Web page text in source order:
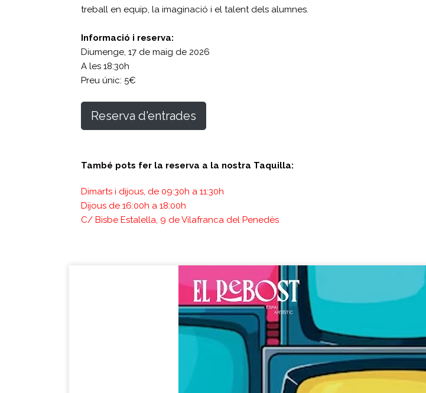
treball en equip, la imaginació i el talent dels alumnes.
Informació i reserva:
Diumenge, 17 de maig de 2026
A les 18:30h
Preu únic: 5€
Reserva d'entrades
També pots fer la reserva a la nostra Taquilla:
Dimarts i dijous, de 09:30h a 11:30h
Dijous de 16:00h a 18:00h
C/ Bisbe Estalella, 9 de Vilafranca del Penedès